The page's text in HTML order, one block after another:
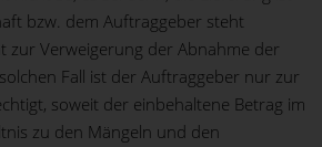
bzw. dem Auftraggeber steht
zur Verweigerung der Abnahme der
Fall ist der Auftraggeber nur zur
soweit der einbehaltene Betrag im
zu den Mängeln und den